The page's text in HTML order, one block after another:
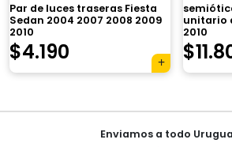
Par de luces traseras Fiesta
Sedan 2004 2007 2008 2009
2010
$4.190
unitario
2010
$
NavegaciónEnviamos a todo
Tu carrito está
automáticamente.